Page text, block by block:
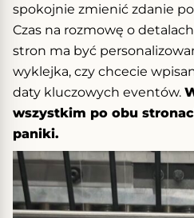
spokojnie zmienić zdanie
Czas na rozmowę o
stron ma być
wyklejka, czy chcecie
daty kluczowych eventów.
wszystkim po obu
paniki.